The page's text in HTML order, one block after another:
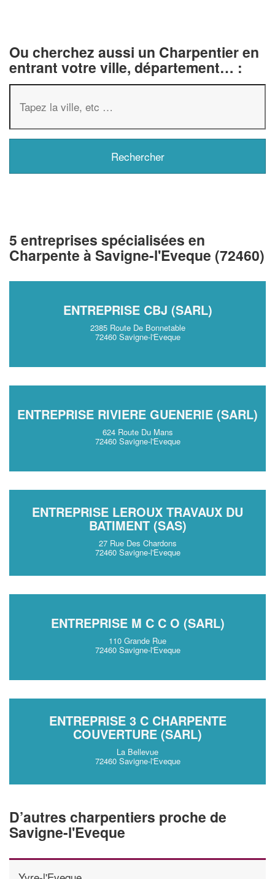
Ou cherchez aussi un Charpentier en
entrant votre ville, département… :
5 entreprises spécialisées en
Charpente à Savigne-l'Eveque (72460)
ENTREPRISE CBJ (SARL)
2385 Route De Bonnetable
72460 Savigne-l'Eveque
ENTREPRISE RIVIERE GUENERIE (SARL)
624 Route Du Mans
72460 Savigne-l'Eveque
ENTREPRISE LEROUX TRAVAUX DU
BATIMENT (SAS)
27 Rue Des Chardons
72460 Savigne-l'Eveque
ENTREPRISE M C C O (SARL)
110 Grande Rue
72460 Savigne-l'Eveque
ENTREPRISE 3 C CHARPENTE
COUVERTURE (SARL)
La Bellevue
72460 Savigne-l'Eveque
D’autres charpentiers proche de
Savigne-l'Eveque